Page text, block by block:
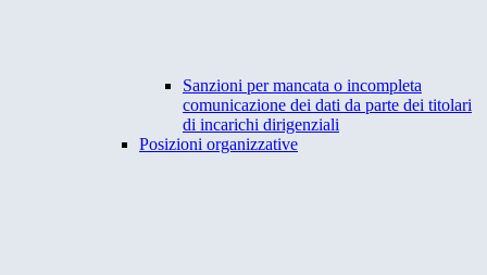
Sanzioni per mancata o incompleta
comunicazione dei dati da parte dei titolari
di incarichi dirigenziali
Posizioni organizzative